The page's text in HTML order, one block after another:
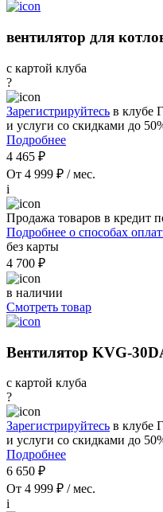
вентилятор для
с картой клуба
?
Зарегистрируйтесь в клубе
и услуги со скидками до
Подробнее
4 465 ₽
От 4 999 ₽ / мес.
i
Продажа товаров в кредит
Подробнее о способах
без карты
4 700 ₽
в наличии
Смотреть товар
Вентилятор KVG-
с картой клуба
?
Зарегистрируйтесь в клубе
и услуги со скидками до
Подробнее
6 650 ₽
От 4 999 ₽ / мес.
i